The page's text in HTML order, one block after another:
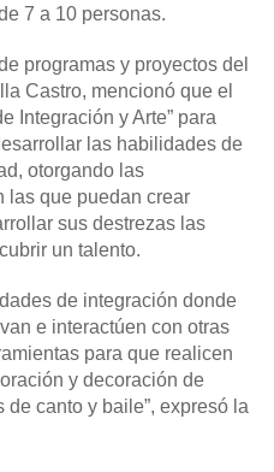
7 a 10 personas.
programas y proyectos del
Castro, mencionó que el
Integración y Arte” para
las habilidades de
otorgando las
las que puedan crear
sus destrezas las
un talento.
de integración donde
e interactúen con otras
para que realicen
y decoración de
canto y baile”, expresó la